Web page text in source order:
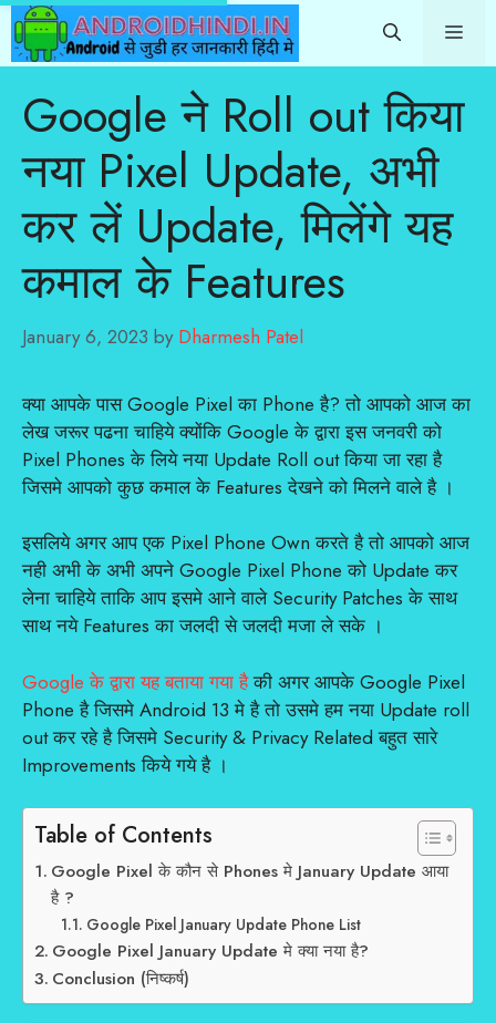
Skip
to
content
Google ने Roll out किया
नया Pixel Update, अभी
कर लें Update, मिलेंगे यह
कमाल के Features
January 6, 2023 by Dharmesh Patel
क्या आपके पास Google Pixel का Phone है? तो आपको आज का
लेख जरूर पढना चाहिये क्योंकि Google के द्वारा इस जनवरी को
Pixel Phones के लिये नया Update Roll out किया जा रहा है
जिसमे आपको कुछ कमाल के Features देखने को मिलने वाले है ।
इसलिये अगर आप एक Pixel Phone Own करते है तो आपको आज
नही अभी के अभी अपने Google Pixel Phone को Update कर
लेना चाहिये ताकि आप इसमे आने वाले Security Patches के साथ
साथ नये Features का जलदी से जलदी मजा ले सके ।
Google के द्वारा यह बताया गया हैकी अगर आपके Google Pixel
Phone है जिसमे Android 13 मे है तो उसमे हम नया Update roll
out कर रहे है जिसमे Security & Privacy Related बहुत सारे
Improvements किये गये है ।
Table of Contents
Google Pixel के कौन से Phones मे January Update आया
है ?
Google Pixel January Update Phone List
Google Pixel January Update मे क्या नया है?
Conclusion (निष्कर्ष)